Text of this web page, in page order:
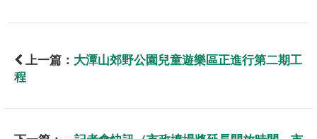
上一篇： 大潭山郊野公園兒童遊樂區正進行第二期工
程